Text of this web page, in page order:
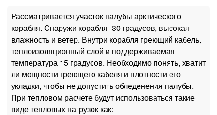
Рассматривается участок палубы арктического
корабля. Снаружи корабля -30 градусов, высокая
влажность и ветер. Внутри корабля греющий кабель,
теплоизоляционный слой и поддерживаемая
температура 15 градусов. Необходимо понять, хватит
ли мощности греющего кабеля и плотности его
укладки, чтобы не допустить обледенения палубы.
При тепловом расчете будут использоваться такие
виде тепловых нагрузок как: